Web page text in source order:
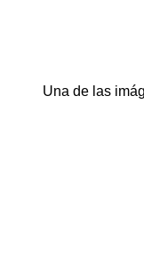
Una de las